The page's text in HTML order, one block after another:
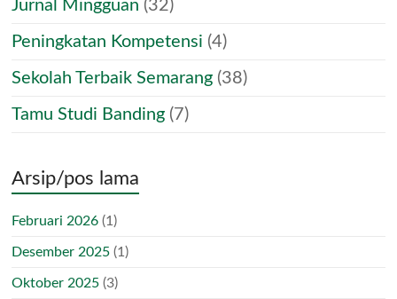
Jurnal Mingguan (32)
Peningkatan Kompetensi (4)
Sekolah Terbaik Semarang (38)
Tamu Studi Banding (7)
Arsip/pos lama
Februari 2026 (1)
Desember 2025 (1)
Oktober 2025 (3)